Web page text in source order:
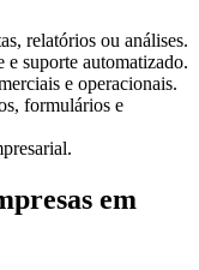
relatórios ou análises.
e suporte automatizado.
e operacionais.
formulários e
em